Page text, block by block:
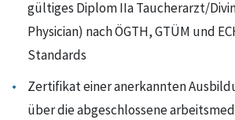
gültiges Diplom IIa Taucherarzt/
Physician) nach ÖGTH, GTÜM und
Standards
Zertifikat einer anerkannten
über die abgeschlossene